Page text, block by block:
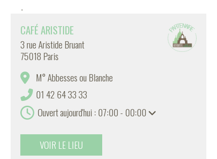
-
CAFÉ ARISTIDE
3 rue Aristide Bruant
75018 Paris
M° Abbesses ou Blanche
01 42 64 33 33
Ouvert aujourd'hui : 07:00 - 00:00
VOIR LE LIEU